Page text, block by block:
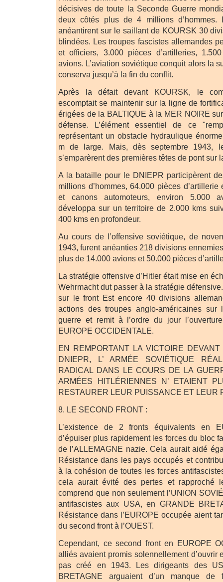
décisives de toute la Seconde Guerre
deux côtés plus de 4 millions d’hommes.
anéantirent sur le saillant de KOURSK 30
blindées. Les troupes fascistes allemandes
et officiers, 3.000 pièces d’artilleries,
avions. L’aviation soviétique conquit alors la
conserva jusqu’à la fin du conflit.
Après la défait devant KOURSK, le
escomptait se maintenir sur la ligne de
érigées de la BALTIQUE à la MER NOIRE
défense. L’élément essentiel de ce
représentant un obstacle hydraulique
m de large. Mais, dès septembre 1943,
s’emparèrent des premières têtes de pont sur
A la bataille pour le DNIEPR participèrent
millions d’hommes, 64.000 pièces
et canons automoteurs, environ 5.000
développa sur un territoire de 2.000 kms
400 kms en profondeur.
Au cours de l’offensive soviétique, de
1943, furent anéanties 218 divisions
plus de 14.000 avions et 50.000 pièces
La stratégie offensive d’Hitler était mise en
Wehrmacht dut passer à la stratégie
sur le front Est encore 40 divisions
actions des troupes anglo-américaines
guerre et remit à l’ordre du jour
EUROPE OCCIDENTALE.
EN REMPORTANT LA VICTOIRE
DNIEPR, L’ ARMÉE SOVIÉTIQUE
RADICAL DANS LE COURS DE LA
ARMÉES HITLÉRIENNES N’ ETAIENT
RESTAURER LEUR PUISSANCE ET LEUR
8. LE SECOND FRONT :
L’existence de 2 fronts équivalents en
d’épuiser plus rapidement les forces du bloc
de l’ALLEMAGNE nazie. Cela aurait aidé
Résistance dans les pays occupés et
à la cohésion de toutes les forces
cela aurait évité des pertes et rapproché
comprend que non seulement l’UNION
antifascistes aux USA, en GRANDE
Résistance dans l’EUROPE occupée aient
du second front à l’OUEST.
Cependant, ce second front en EUROPE
alliés avaient promis solennellement d’ouvrir
pas créé en 1943. Les dirigeants des
BRETAGNE arguaient d’un manque